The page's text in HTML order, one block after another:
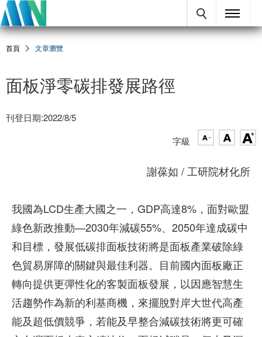
首頁 文章瀏覽
面板淨零碳排發展路徑
刊登日期:2022/8/5
字級
謝葆如 / 工研院材化所
我國為LCD生產大國之一，GDP高達8%，面對歐盟
綠色新政推動—2030年減碳55%、2050年達成碳中
和目標，發展低碳排面板技術將是面板產業破除綠
色貿易屏障的關鍵與最佳利器。目前國內面板廠正
轉向提供更彈性化的客製面板發展，以因應智慧生
活趨勢作為新的利基商機，來擺脫對岸大世代高產
能及超低價競爭，若能及早整合減碳技術將更可確